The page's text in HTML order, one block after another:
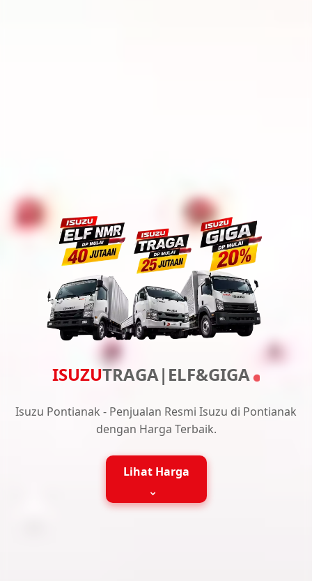
ISUZUTRAGA| ELF&GIGA
Isuzu Pontianak - Penjualan Resmi Isuzu di Pontianak
dengan Harga Terbaik.
Lihat Harga